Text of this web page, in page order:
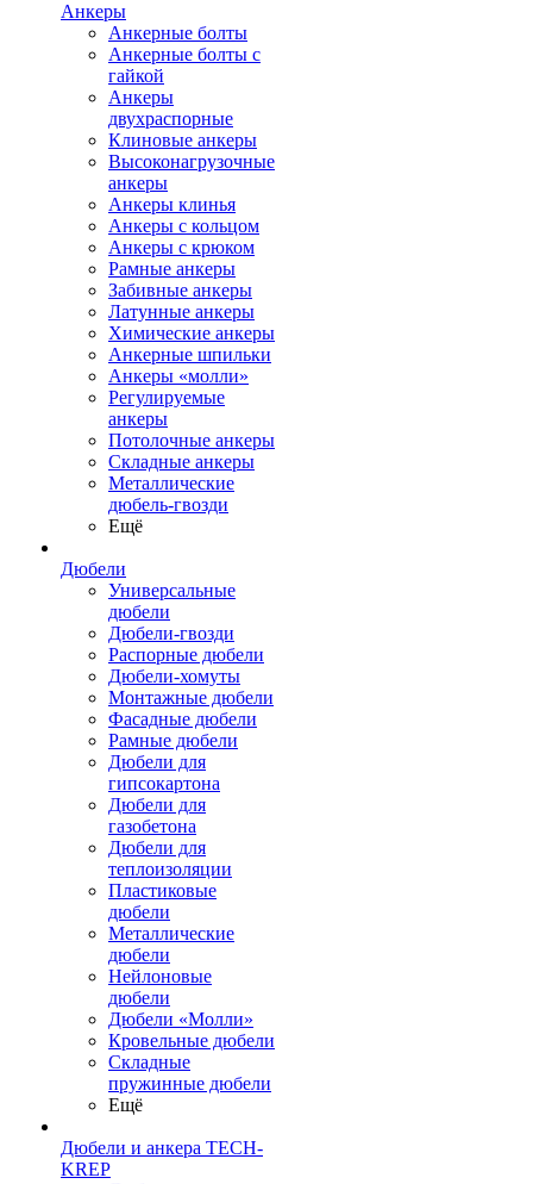
Анкеры
Анкерные болты
Анкерные болты с
гайкой
Анкеры
двухраспорные
Клиновые анкеры
Высоконагрузочные
анкеры
Анкеры клинья
Анкеры с кольцом
Анкеры с крюком
Рамные анкеры
Забивные анкеры
Латунные анкеры
Химические анкеры
Анкерные шпильки
Анкеры «молли»
Регулируемые
анкеры
Потолочные анкеры
Складные анкеры
Металлические
дюбель-гвозди
Ещё
Дюбели
Универсальные
дюбели
Дюбели-гвозди
Распорные дюбели
Дюбели-хомуты
Монтажные дюбели
Фасадные дюбели
Рамные дюбели
Дюбели для
гипсокартона
Дюбели для
газобетона
Дюбели для
теплоизоляции
Пластиковые
дюбели
Металлические
дюбели
Нейлоновые
дюбели
Дюбели «Молли»
Кровельные дюбели
Складные
пружинные дюбели
Ещё
Дюбели и анкера TECH-
KREP